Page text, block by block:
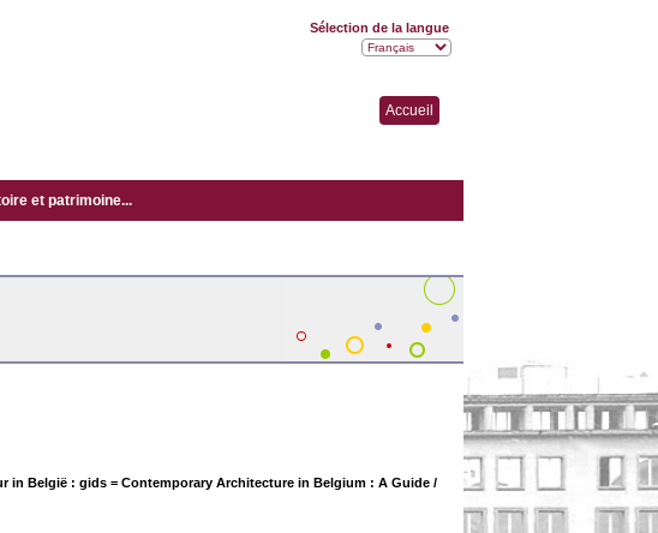
Accueil
et patrimoine...
in België : gids = Contemporary Architecture in Belgium : A Guide /
Sélection de la langue